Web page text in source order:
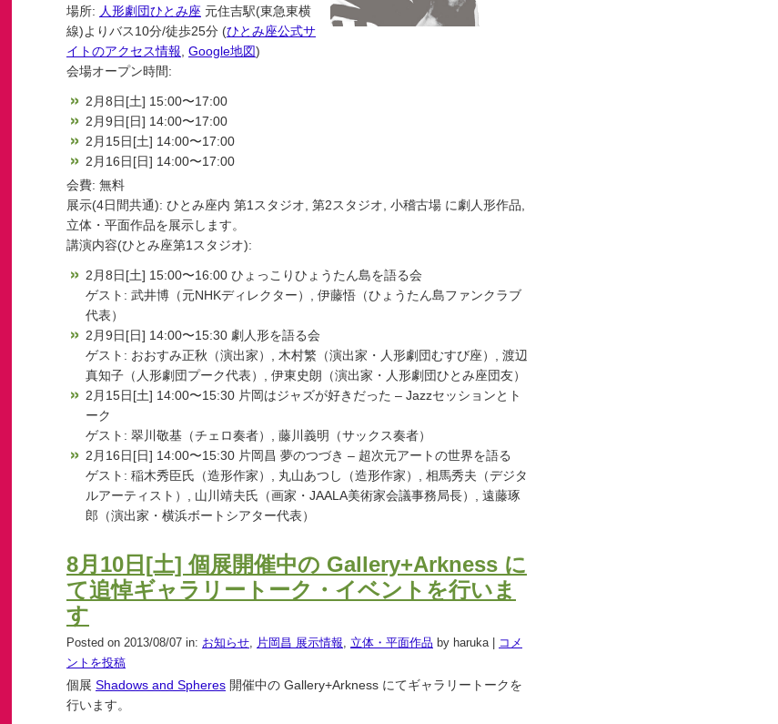
場所: 人形劇団ひとみ座 元住吉駅(東急東横
線)よりバス10分/徒歩25分 (ひとみ座公式サ
イトのアクセス情報 Google地図)
会場オープン時間:
2月8日[土] 15:00〜17:00
2月9日[日] 14:00〜17:00
2月15日[土] 14:00〜17:00
2月16日[日] 14:00〜17:00
会費: 無料
展示(4日間共通): ひとみ座内 第1スタジオ, 第2スタジオ, 小稽古場 に劇人形作品,
立体・平面作品を展示します。
講演内容(ひとみ座第1スタジオ):
2月8日[土] 15:00〜16:00 ひょっこりひょうたん島を語る会
ゲスト: 武井博（元NHKディレクター）, 伊藤悟（ひょうたん島ファンクラブ
代表）
2月9日[日] 14:00〜15:30 劇人形を語る会
ゲスト: おおすみ正秋（演出家）, 木村繁（演出家・人形劇団むすび座）, 渡辺
真知子（人形劇団プーク代表）, 伊東史朗（演出家・人形劇団ひとみ座団友）
2月15日[土] 14:00〜15:30 片岡はジャズが好きだった – Jazzセッションとト
ーク
ゲスト: 翠川敬基（チェロ奏者）, 藤川義明（サックス奏者）
2月16日[日] 14:00〜15:30 片岡昌 夢のつづき – 超次元アートの世界を語る
ゲスト: 稲木秀臣氏（造形作家）, 丸山あつし（造形作家）, 相馬秀夫（デジタ
ルアーティスト）, 山川靖夫氏（画家・JAALA美術家会議事務局長）, 遠藤琢
郎（演出家・横浜ボートシアター代表）
8月10日[土] 個展開催中の Gallery+Arkness に
て追悼ギャラリートーク・イベントを行いま
す
Posted on 2013/08/07 in: お知らせ 片岡昌 展示情報 立体・平面作品 by haruka | コメ
ントを投稿
個展 Shadows and Spheres 開催中の Gallery+Arkness にてギャラリートークを
行います。